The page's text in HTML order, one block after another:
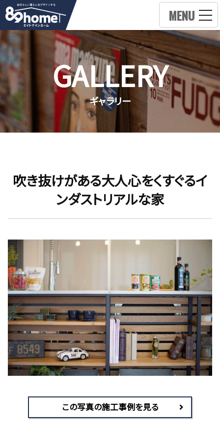
MENU
GALLERY
ギャラリー
吹き抜けがある大人心をくすぐるイ
ンダストリアルな家
この写真の施工事例を見る